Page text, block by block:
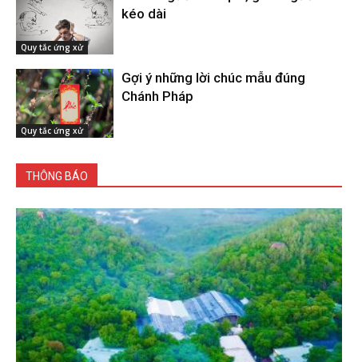
Quy tắc ứng xử
kéo dài
Quy tắc ứng xử
Gợi ý những lời chúc mẫu đúng
Chánh Pháp
THÔNG BÁO